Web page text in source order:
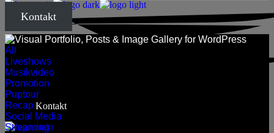
Über mich
Kontakt
Kontakt
All
Liveshows
Musikvideo
Promotion
Puptour
Recap
Social Media
Streaming